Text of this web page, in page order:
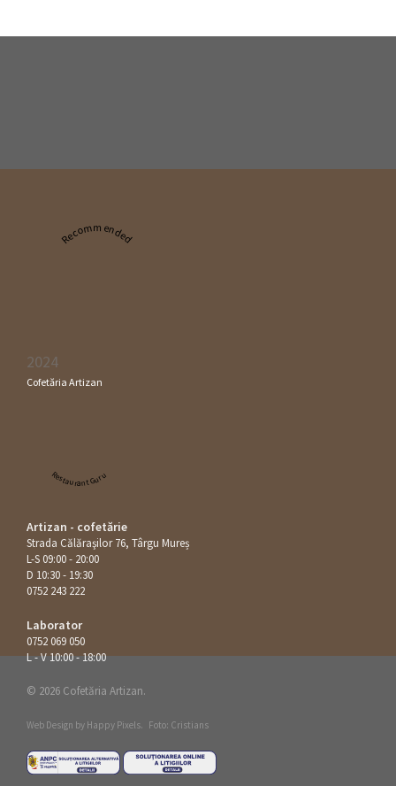
Recommended
2024
Cofetăria Artizan
Restaurant Guru
Artizan - cofetărie
Strada Călăraşilor 76, Târgu Mureș
L-S 09:00 - 20:00
D 10:30 - 19:30
0752 243 222
Laborator
0752 069 050
L - V 10:00 - 18:00
© 2026 Cofetăria Artizan.
Web Design by Happy Pixels. Foto: Cristians